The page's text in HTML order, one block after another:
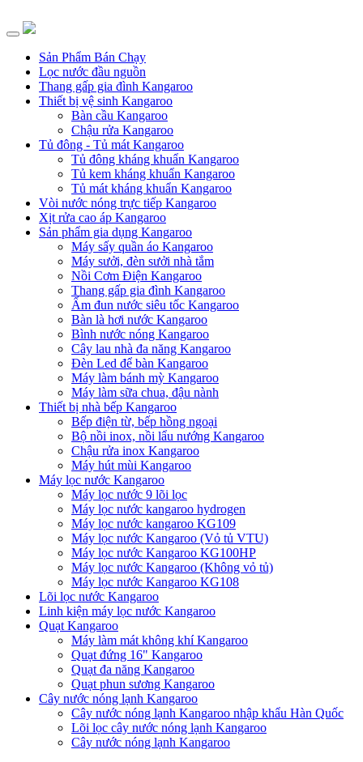
Sản Phẩm Bán Chạy
Lọc nước đầu nguồn
Thang gấp gia đình Kangaroo
Thiết bị vệ sinh Kangaroo
Bàn cầu Kangaroo
Chậu rửa Kangaroo
Tủ đông - Tủ mát Kangaroo
Tủ đông kháng khuẩn Kangaroo
Tủ kem kháng khuẩn Kangaroo
Tủ mát kháng khuẩn Kangaroo
Vòi nước nóng trực tiếp Kangaroo
Xịt rửa cao áp Kangaroo
Sản phẩm gia dụng Kangaroo
Máy sấy quần áo Kangaroo
Máy sưởi, đèn sưởi nhà tắm
Nồi Cơm Điện Kangaroo
Thang gấp gia đình Kangaroo
Ấm đun nước siêu tốc Kangaroo
Bàn là hơi nước Kangaroo
Bình nước nóng Kangaroo
Cây lau nhà đa năng Kangaroo
Đèn Led để bàn Kangaroo
Máy làm bánh mỳ Kangaroo
Máy làm sữa chua, đậu nành
Thiết bị nhà bếp Kangaroo
Bếp điện từ, bếp hồng ngoại
Bộ nồi inox, nồi lẩu nướng Kangaroo
Chậu rửa inox Kangaroo
Máy hút mùi Kangaroo
Máy lọc nước Kangaroo
Máy lọc nước 9 lõi lọc
Máy lọc nước kangaroo hydrogen
Máy lọc nước kangaroo KG109
Máy lọc nước Kangaroo (Vỏ tủ VTU)
Máy lọc nước Kangaroo KG100HP
Máy lọc nước Kangaroo (Không vỏ tủ)
Máy lọc nước Kangaroo KG108
Lõi lọc nước Kangaroo
Linh kiện máy lọc nước Kangaroo
Quạt Kangaroo
Máy làm mát không khí Kangaroo
Quạt đứng 16" Kangaroo
Quạt đa năng Kangaroo
Quạt phun sương Kangaroo
Cây nước nóng lạnh Kangaroo
Cây nước nóng lạnh Kangaroo nhập khẩu Hàn Quốc
Lõi lọc cây nước nóng lạnh Kangaroo
Cây nước nóng lạnh Kangaroo